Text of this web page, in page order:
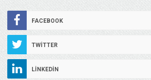
FACEBOOK
TWITTER
LINKEDIN